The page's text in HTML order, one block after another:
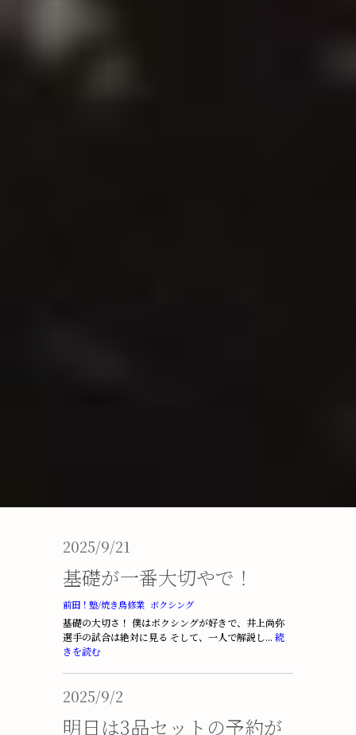
2025/9/21
基礎が一番大切やで！
前田！塾/焼き鳥修業 ボクシング
基礎の大切さ！ 僕はボクシングが好きで、井上尚弥
選手の試合は絶対に見る そして、一人で解説し... 続
きを読む
2025/9/2
明日は3品セットの予約が